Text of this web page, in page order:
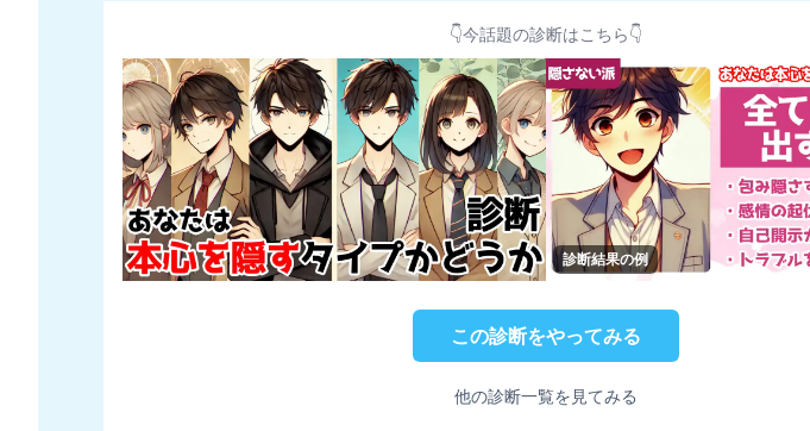
👇今話題の診断はこちら👇
診断結果の例
この診断をやってみる
他の診断一覧を見てみる